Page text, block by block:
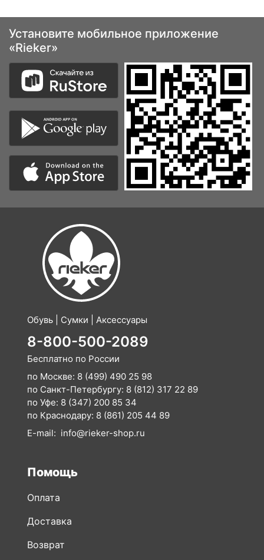
Обувь | Сумки | Аксессуары
8-800-500-2089
по Москве:
8 (499) 490 25 98
по Санкт-Петербургу:8 (812) 317 22 89
по Уфе:
8 (347) 200 85 34
по Краснодару:
E-mail:
info@rieker-shop.ru
Помощь
Доставка
Возврат
Как сделать заказ
Таблицы размеров и полноты